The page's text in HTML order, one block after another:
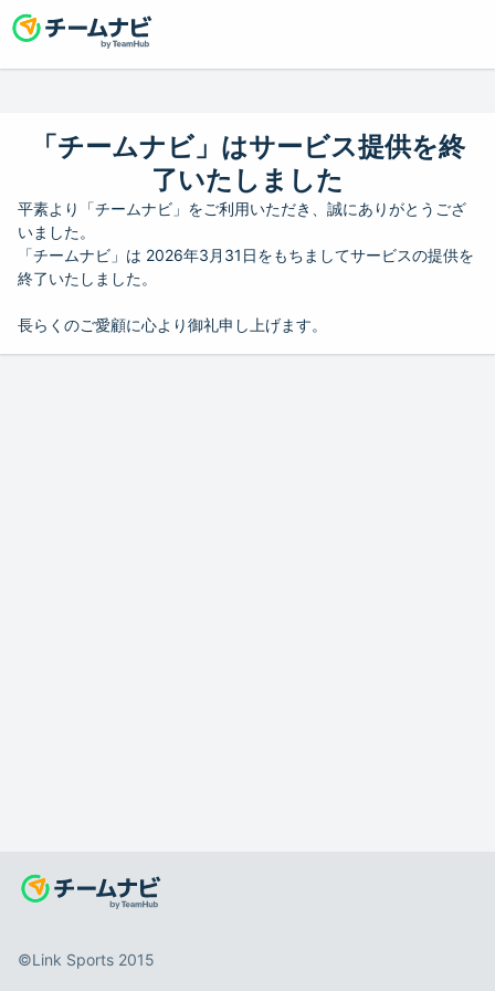
「チームナビ」はサービス提供を終
了いたしました
平素より「チームナビ」をご利用いただき、誠にありがとうござ
いました。
「チームナビ」は 2026年3月31日をもちましてサービスの提供を
終了いたしました。
長らくのご愛顧に心より御礼申し上げます。
©️Link Sports 2015